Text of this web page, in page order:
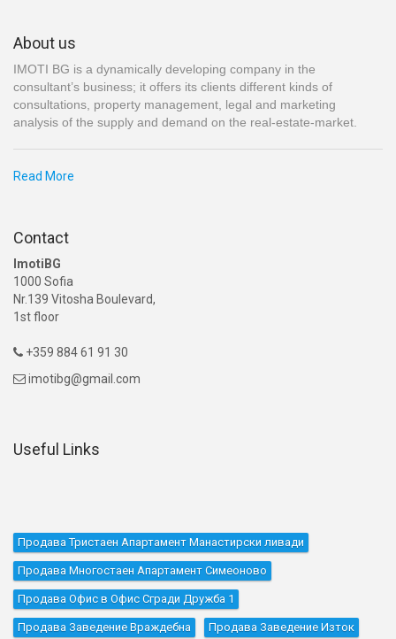
About us
IMOTI BG is a dynamically developing company in the
consultant’s business; it offers its clients different kinds of
consultations, property management, legal and marketing
analysis of the supply and demand on the real-estate-market.
Read More
Contact
ImotiBG
1000 Sofia
Nr.139 Vitosha Boulevard,
1st floor
 +359 884 61 91 30
 imotibg@gmail.com
Useful Links
Продава Тристаен Апартамент Манастирски ливади
Продава Многостаен Апартамент Симеоново
Продава Офис в Офис Сгради Дружба 1
Продава Заведение Враждебна Продава Заведение Изток